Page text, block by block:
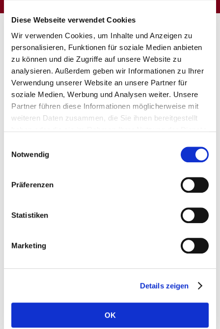
Diese Webseite verwendet Cookies
Wir verwenden Cookies, um Inhalte und Anzeigen zu
personalisieren, Funktionen für soziale Medien anbieten
zu können und die Zugriffe auf unsere Website zu
analysieren. Außerdem geben wir Informationen zu Ihrer
Verwendung unserer Website an unsere Partner für
soziale Medien, Werbung und Analysen weiter. Unsere
Partner führen diese Informationen möglicherweise mit
weiteren Daten zusammen, die Sie ihnen bereitgestellt
Cookies, wenn Sie unsere Webseite weiterhin nutzen.
Notwendig
Präferenzen
Statistiken
Marketing
Details zeigen
OK
Dr. med. Bernd Gut
Kardiologe